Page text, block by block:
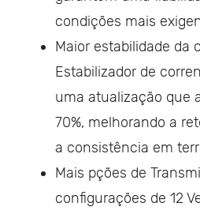
condições mais
Maior estabilidade da
Estabilizador de
uma atualização que
70%, melhorando a
a consistência em
Mais pções de
configurações de 12